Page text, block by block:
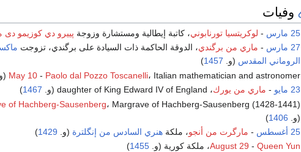
وفيات
25 مارس - لوكريتسيا تورنابوني، كاتبة إيطالية ومستشارة وزوجة پييرو دي كوزيمو دى
27 مارس
- ماري من برگندي، الدوقة الحاكمة ذات السيادة على برگندي، تزوجت
الروماني المقدس (و. 1457
)
May 10- Paolo dal Pozzo Toscanelli، Italian mathematician and astronomer (و.
23 مايو
- ماري من يورك، daughter of King Edward IV of England (و. 1467
)
of Hachberg-Sausenberg، Margrave of Hachberg-Sausenberg (1428-1441)
(و. 1406
)
25 أغسطس
- مارگرت من أنجو، ملكةهنري السادس من إنگلترة (و. 1429
)
August 29 - Queen Yun ، ملكة كورية (و.1455
)